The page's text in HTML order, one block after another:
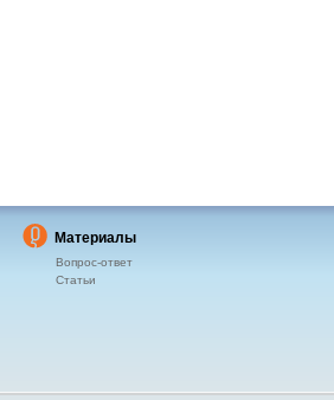
Материалы
Вопрос-ответ
Статьи